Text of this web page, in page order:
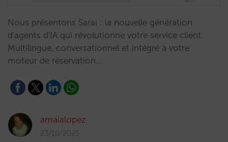
Nous présentons Sarai : la nouvelle génération
d'agents d'IA qui révolutionne votre service client.
Multilingue, conversationnel et intégré à votre
moteur de réservation.…
amaialopez
23/10/2025